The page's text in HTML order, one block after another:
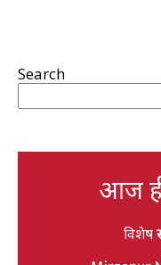
Search
आज
विशेष